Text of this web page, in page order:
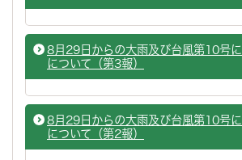
8月29日からの大雨及び台風第10号
について（第3報）
8月29日からの大雨及び台風第10号
について（第2報）